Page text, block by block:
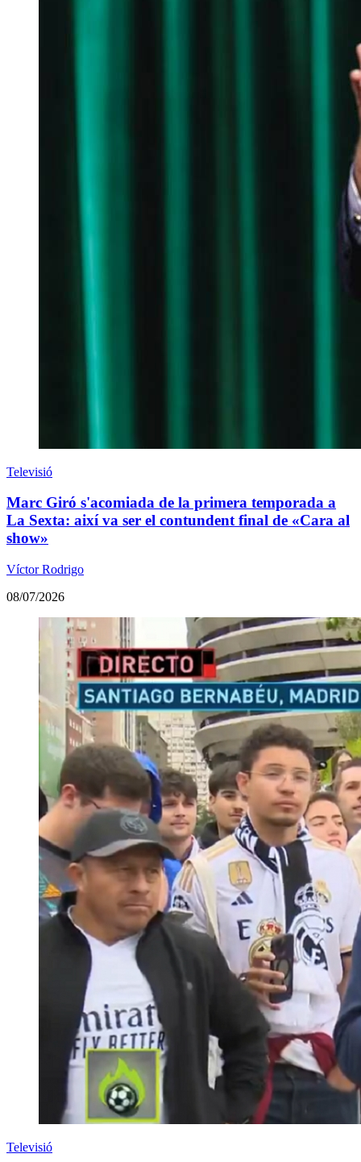
Televisió
Marc Giró s'acomiada de la primera temporada a
La Sexta: així va ser el contundent final de «Cara al
show»
Víctor Rodrigo
08/07/2026
Televisió